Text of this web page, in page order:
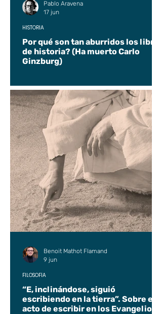
Por qué son tan aburridos los libros
de historia? (Ha muerto Carlo
Ginzburg)
HISTORIA
Pablo Aravena
17 jun
“E, inclinándose, siguió
escribiendo en la tierra”. Sobre el
acto de escribir en los Evangelios.
FILOSOFÍA
Benoit Mathot Flamand
9 jun